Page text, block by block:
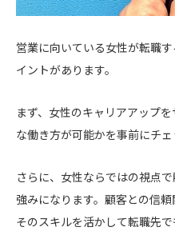
営業に向いている女性が転職
イントがあります。
まず、女性のキャリアアップ
な働き方が可能かを事前にチェ
さらに、女性ならではの視点
強みになります。顧客との信頼
そのスキルを活かして転職先で